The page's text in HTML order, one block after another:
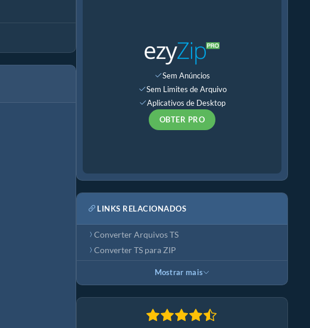
Sem Anúncios
Sem Limites de Arquivo
Aplicativos de Desktop
OBTER PRO
LINKS RELACIONADOS
Converter Arquivos TS
Converter TS para ZIP
Mostrar mais